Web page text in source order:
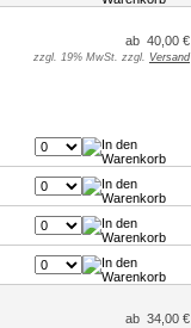
ab 40,00 €
zzgl. 19% MwSt. zzgl. Versand
ab 34,00 €